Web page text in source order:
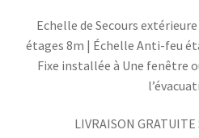
Echelle de Secours
étages 8m | Échelle Anti-feu
Fixe installée à Une fenêtre
LIVRAISON GRATUITE